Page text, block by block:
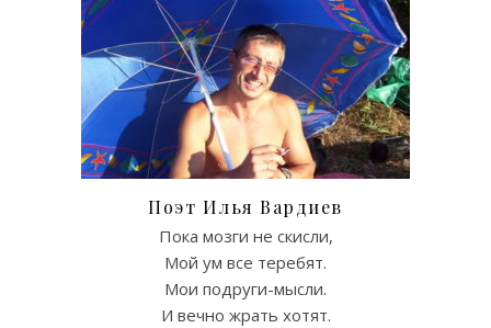
Поэт Илья Вардиев
Пока мозги не скисли,
Мой ум все теребят.
Мои подруги-мысли.
И вечно жрать хотят.